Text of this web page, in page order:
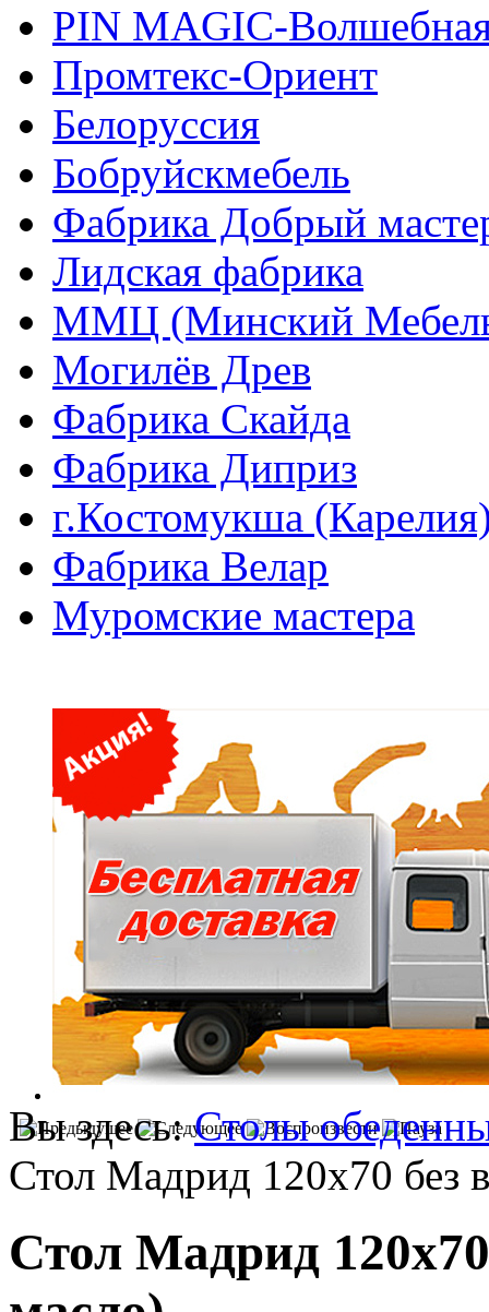
PIN MAGIС-
Промтекс-Ориент
Белоруссия
Бобруйскмебель
Фабрика Добрый
Лидская фабрика
ММЦ (Минский
Могилёв Древ
Фабрика Скайда
Фабрика Диприз
г.Костомукша
Фабрика Велар
Муромские мастера
Вы здесь:Столы
Стол Мадрид 120х70 без
Стол Мадрид